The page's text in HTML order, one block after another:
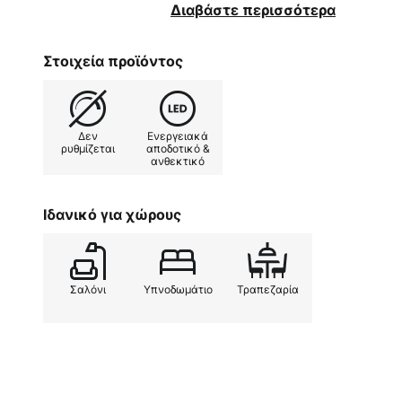
περιστρέφεται και να
και είναι ιδανικός για
Οι μόνιμα ενσωματωμένες
καλή απόδοση και επαρκή
Διαβάστε περισσότερα
Στοιχεία προϊόντος
Δεν
ρυθμίζεται
Ενεργειακά
αποδοτικό &
ανθεκτικό
Ιδανικό για χώρους
Σαλόνι Υπνοδωμάτιο Τραπεζαρία